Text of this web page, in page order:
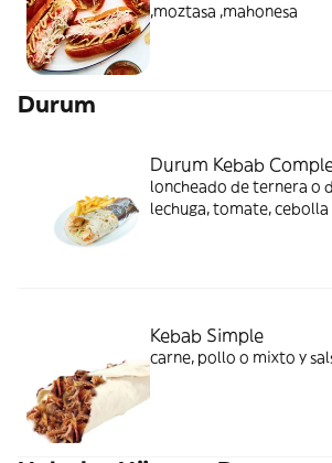
,moztasa ,mahonesa
Durum
Durum Kebab
loncheado de ternera o
lechuga, tomate, cebolla
Kebab Simple
carne, pollo o mixto y